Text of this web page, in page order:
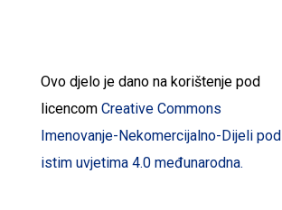
Ovo djelo je dano na korištenje pod
licencom Creative Commons
Imenovanje-Nekomercijalno-Dijeli pod
istim uvjetima 4.0 međunarodna.